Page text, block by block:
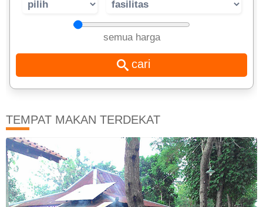
semua harga
TEMPAT MAKAN TERDEKAT